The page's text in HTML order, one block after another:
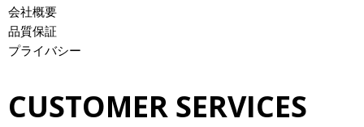
会社概要
品質保証
プライバシー
CUSTOMER SERVICES